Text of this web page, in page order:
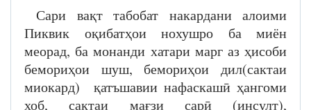
Сари вақт табобат накардани алоими
Пиквик оқибатҳои нохушро ба миён
меорад, ба монанди хатари марг аз ҳисоби
бемориҳои шуш, бемориҳои дил(сактаи
миокард) қатъшавии нафаскашӣ ҳангоми
хоб, сактаи мағзи сарӣ (инсулт),